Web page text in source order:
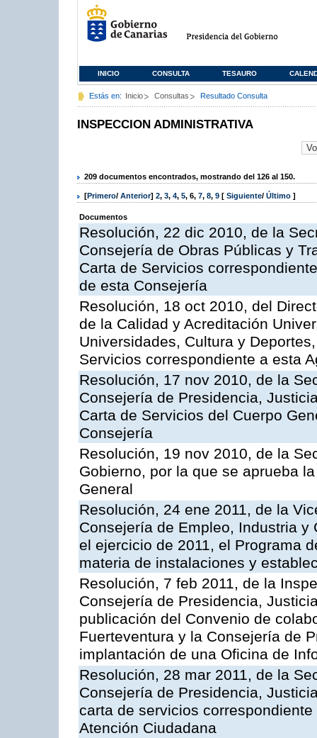
INICIO CONSULTA TESAURO
Estás en: Inicio Consultas Resultado Consulta
INSPECCION ADMINISTRATIVA
209 documentos encontrados, mostrando del 126 al 150.
[Primero/ Anterior] 2, 3, 4, 5, 6, 7, 8, 9 [ Siguiente/ Último ]
Documentos
Resolución, 22 dic 2010, de la
Consejería de Obras Públicas y
Carta de Servicios
de esta Consejería
Resolución, 18 oct 2010, del
de la Calidad y Acreditación
Universidades, Cultura y
Servicios correspondiente a esta
Resolución, 17 nov 2010, de la
Consejería de Presidencia,
Carta de Servicios del Cuerpo
Consejería
Resolución, 19 nov 2010, de la
Gobierno, por la que se aprueba
General
Resolución, 24 ene 2011, de la
Consejería de Empleo, Industria
el ejercicio de 2011, el Programa
materia de instalaciones y
Resolución, 7 feb 2011, de la
Consejería de Presidencia,
publicación del Convenio de
Fuerteventura y la Consejería de
implantación de una Oficina de
Resolución, 28 mar 2011, de la
Consejería de Presidencia,
carta de servicios
Atención Ciudadana